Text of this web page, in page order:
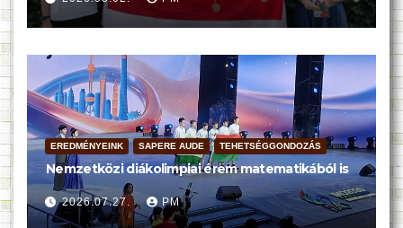
EREDMÉNYEINK SAPERE AUDE TEHETSÉGGONDOZÁS
Nemzetközi diákolimpiai érem matematikából is
2026.07.27. PM